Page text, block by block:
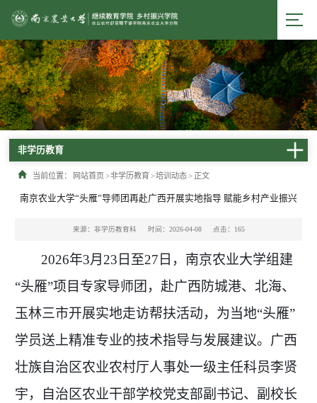
非学历教育
当前位置： 网站首页 >非学历教育 >培训动态> 正文
南京农业大学“头雁”导师团再赴广西开展实地指导 赋能乡村产业振兴
来源：非学历教育科 时间：2026-04-08 点击： 165
2026年3月23日至27日，南京农业大学组建
“头雁”项目专家导师团，赴广西防城港、北海、
玉林三市开展实地走访帮扶活动，为当地“头雁”
学员送上精准专业的技术指导与发展建议。广西
壮族自治区农业农村厅人事处一级主任科员李贤
宇，自治区农业干部学校党支部副书记、副校长